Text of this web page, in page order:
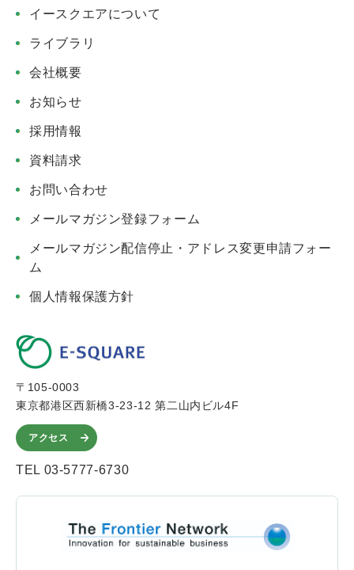
イースクエアについて
ライブラリ
会社概要
お知らせ
採用情報
資料請求
お問い合わせ
メールマガジン登録フォーム
メールマガジン配信停止・アドレス変更申請フォー
ム
個人情報保護方針
〒105-0003
東京都港区西新橋3-23-12 第二山内ビル4F
アクセス
TEL 03-5777-6730